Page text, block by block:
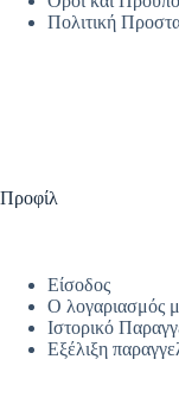
Πολιτική
Προφίλ
Είσοδος
Ο λογαριασμός
Ιστορικό
Εξέλιξη